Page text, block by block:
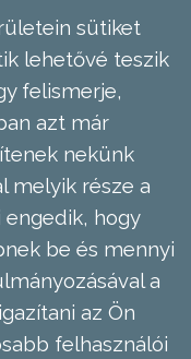
sütiket
lehetővé teszik
felismerje,
azt már
nekünk
melyik része a
hogy
be és mennyi
a
az Ön
felhasználói